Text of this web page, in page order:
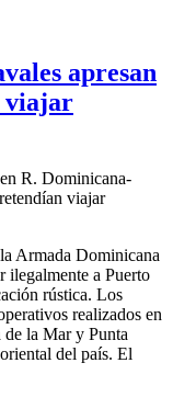
apresan
viajar
en R. Dominicana-
viajar
Armada Dominicana
ilegalmente a Puerto
rústica. Los
realizados en
de la Mar y Punta
del país. El